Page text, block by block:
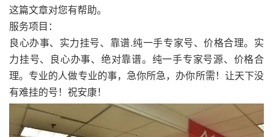
这篇文章对您有帮助。
服务项目：
良心办事、实力挂号、靠谱.纯一手专家号、价格合理。实
力挂号、良心办事、绝对靠谱。纯一手专家号源、价格合
理。专业的人做专业的事，急你所急，办你所需！让天下没
有难挂的号！祝安康！